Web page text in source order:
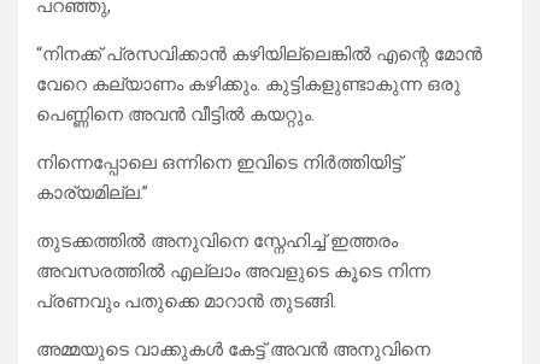
പറഞ്ഞു,
“നിനക്ക് പ്രസവിക്കാൻ കഴിയില്ലെങ്കിൽ എന്റെ മോൻ
വേറെ കല്യാണം കഴിക്കും. കുട്ടികളുണ്ടാകുന്ന ഒരു
പെണ്ണിനെ അവൻ വീട്ടിൽ കയറ്റും.
നിന്നെപ്പോലെ ഒന്നിനെ ഇവിടെ നിർത്തിയിട്ട്
കാര്യമില്ല.”
​തുടക്കത്തിൽ അനുവിനെ സ്നേഹിച്ച് ഇത്തരം
അവസരത്തിൽ എല്ലാം അവളുടെ കൂടെ നിന്ന
പ്രണവും പതുക്കെ മാറാൻ തുടങ്ങി.
അമ്മയുടെ വാക്കുകൾ കേട്ട് അവൻ അനുവിനെ